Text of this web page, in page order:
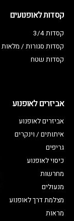
קסדות לאופנועים
קסדות 3/4
קסדות סגורות / מלאות
קסדות שטח
אביזרים לאופנוע
אביזרים לאופנוע
איתותים / וינקרים
גריפים
כיסוי לאופנוע
מחרשות
מנעולים
מצלמת דרך לאופנוע
מראות